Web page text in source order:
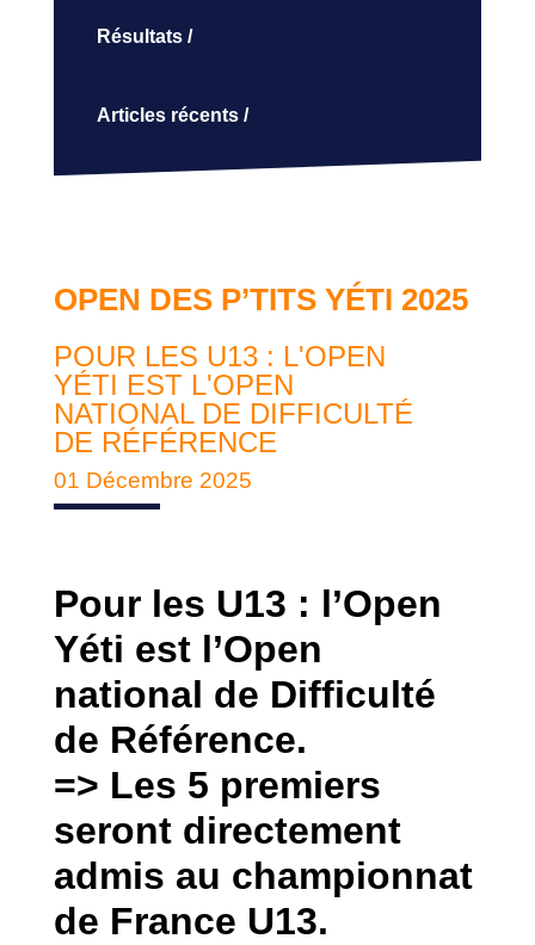
Résultats /
Articles récents /
OPEN DES P’TITS YÉTI 2025
POUR LES U13 : L'OPEN
YÉTI EST L'OPEN
NATIONAL DE DIFFICULTÉ
DE RÉFÉRENCE
01 Décembre 2025
Pour les U13 : l’Open
Yéti est l’Open
national de Difficulté
de Référence.
=> Les 5 premiers
seront directement
admis au championnat
de France U13.